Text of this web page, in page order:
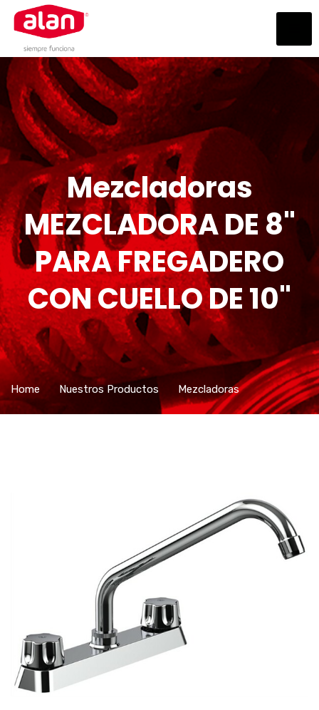
Mezcladoras
MEZCLADORA DE 8"
PARA FREGADERO
CON CUELLO DE 10"
Home Nuestros Productos Mezcladoras